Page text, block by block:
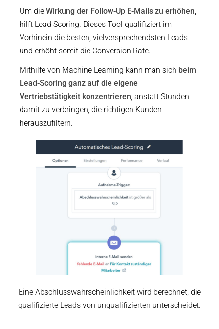
Um die Wirkung der Follow-Up E-Mails zu erhöhen,
hilft Lead Scoring. Dieses Tool qualifiziert im
Vorhinein die besten, vielversprechendsten Leads
und erhöht somit die Conversion Rate.
Mithilfe von Machine Learning kann man sich beim
Lead-Scoring ganz auf die eigene
Vertriebstätigkeit konzentrieren, anstatt Stunden
damit zu verbringen, die richtigen Kunden
herauszufiltern.
Eine Abschlusswahrscheinlichkeit wird berechnet, die
qualifizierte Leads von unqualifizierten unterscheidet.